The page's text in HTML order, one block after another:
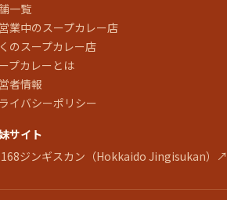
一覧
業中のスープカレー店
のスープカレー店
プカレーとは
者情報
イバシーポリシー
サイト
ジンギスカン（Hokkaido Jingisukan）↗